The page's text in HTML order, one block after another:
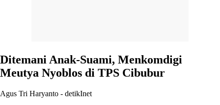
Ditemani Anak-Suami, Menkomdigi
Meutya Nyoblos di TPS Cibubur
Agus Tri Haryanto - detikInet